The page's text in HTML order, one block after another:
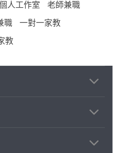
人工作室 老師兼職
職 一對一家教
教